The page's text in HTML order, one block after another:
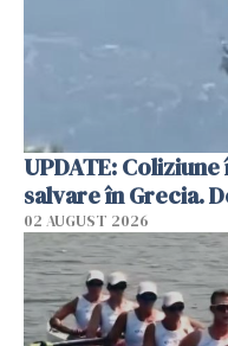
UPDATE:
salvare în Grecia.
02 AUGUST 2026